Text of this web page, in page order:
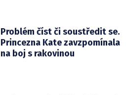
Problém číst či soustředit se.
Princezna Kate zavzpomínala
na boj s rakovinou